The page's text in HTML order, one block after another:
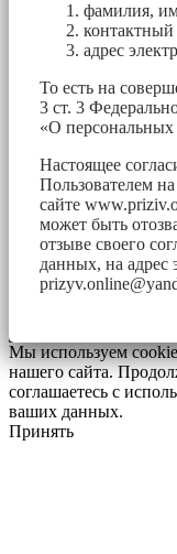
фамилия,
контактный
адрес
То есть на
3 ст. 3
«О
Настоящее
Пользователем
сайте
может быть
отзыве своего
данных, на адрес
Мы используем
нашего сайта.
соглашаетесь с
ваших данных.
Принять